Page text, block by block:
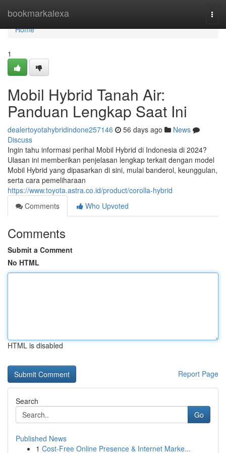
bookmarkalexa
Home
Home
1
Mobil Hybrid Tanah Air:
Panduan Lengkap Saat Ini
dealertoyotahybridindone257146 56 days ago
News
Discuss
Ingin tahu informasi perihal Mobil Hybrid di Indonesia di 2024?
Ulasan ini memberikan penjelasan lengkap terkait dengan model
Mobil Hybrid yang dipasarkan di sini, mulai banderol, keunggulan,
serta cara pemeliharaan
https://www.toyota.astra.co.id/product/corolla-hybrid
Comments
Who Upvoted
Comments
Submit a Comment
No HTML
HTML is disabled
Report Page
Search
Go
Published News
1 Cost-Free Online Presence & Internet Marke...